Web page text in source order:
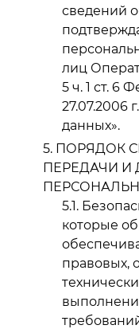
сведений
лиц
5 ч. 1 ст. 6
27.07.2006
данных».
ПОРЯДОК
ПЕРЕДАЧИ И
которые
правовых,